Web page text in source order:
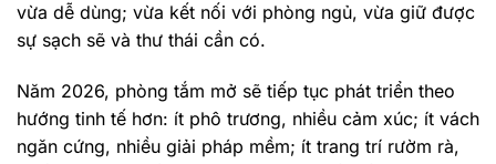
vừa dễ dùng; vừa kết nối với phòng ngủ, vừa giữ được
sự sạch sẽ và thư thái cần có.
Năm 2026, phòng tắm mở sẽ tiếp tục phát triển theo
hướng tinh tế hơn: ít phô trương, nhiều cảm xúc; ít vách
ngăn cứng, nhiều giải pháp mềm; ít trang trí rườm rà,